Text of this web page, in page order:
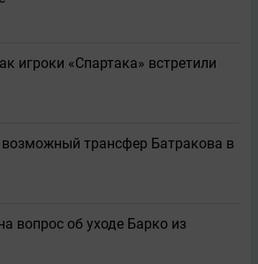
игроки «Спартака» встретили
трансфер Батракова в
вопрос об уходе Барко из